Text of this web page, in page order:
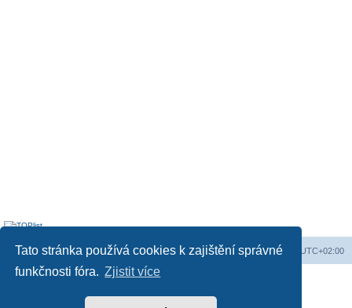
Tato stránka používá cookies k zajištění správné
funkčnosti fóra. Zjistit více
Obsah fóra Všechny časy jsou v UTC+02:00
Založeno naphpBB® Forum Software © phpBB Limited